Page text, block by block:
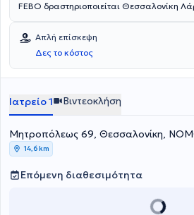
FEBO δραστηριοποιείται Θεσσαλονίκη
Απλή επίσκεψη
Δες το κόστος
Ιατρείο 1 Βιντεοκλήση
Μητροπόλεως 69, Θεσσαλονίκη,
14,6 km
Επόμενη διαθεσιμότητα